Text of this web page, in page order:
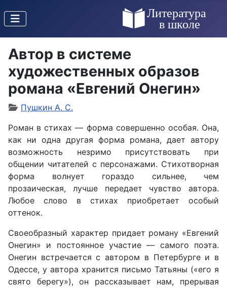
Автор в системе
художественных образов
романа «Евгений Онегин»
Пушкин А. С.
Роман в стихах — форма совершенно особая. Она,
как ни одна другая форма романа, дает автору
возможность незримо присутствовать при
общении читателей с персонажами. Стихотворная
форма волнует гораздо сильнее, чем
прозаическая, лучше передает чувство автора.
Любое слово в стихах приобретает особый
оттенок.
Своеобразный характер придает роману «Евгений
Онегин» и постоянное участие — самого поэта.
Онегин встречается с автором в Петербурге и в
Одессе, у автора хранится письмо Татьяны («его я
свято берегу»), он рассказывает нам, прерывая